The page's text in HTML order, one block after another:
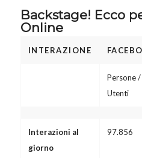
Backstage! Ecco
Online
INTERAZIONE
Persone /
Utenti
Interazioni al
giorno
97.856